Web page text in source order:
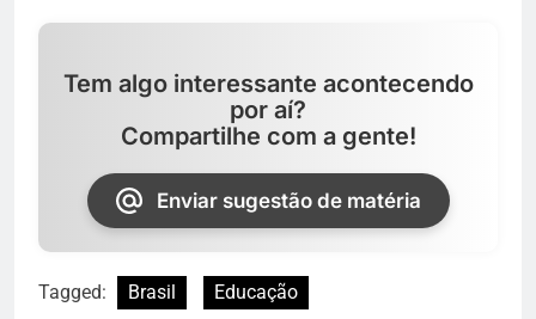
Tem algo interessante acontecendo
por aí?
Compartilhe com a gente!
Enviar sugestão de matéria
Tagged: Brasil
Educação